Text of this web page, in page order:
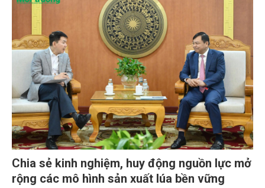
Chia sẻ kinh nghiệm, huy động nguồn lực mở
rộng các mô hình sản xuất lúa bền vững